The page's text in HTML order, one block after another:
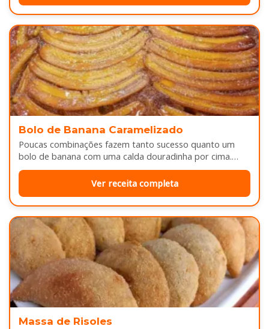
Bolo de Banana Caramelizado
Poucas combinações fazem tanto sucesso quanto um
bolo de banana com uma calda douradinha por cima.
Enquanto assa, aquele cheirinho…
Ver receita completa
Massa de Risoles